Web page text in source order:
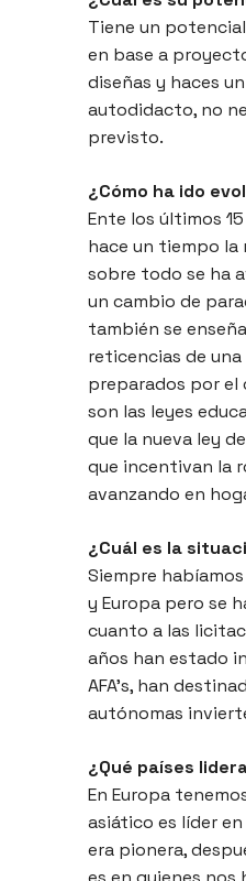
Tiene un
en base a
diseñas y haces
autodidacto, no
previsto.
¿Cómo ha ido
Ente los últimos
hace un tiempo la
sobre todo se ha
un cambio de
también se
reticencias de
preparados por el
son las leyes
que la nueva ley
que incentivan la
avanzando en
¿Cuál es la
Siempre
y Europa pero se
cuanto a las
años han estado
AFA’s, han
autónomas
¿Qué países
En Europa
asiático es líder
era pionera,